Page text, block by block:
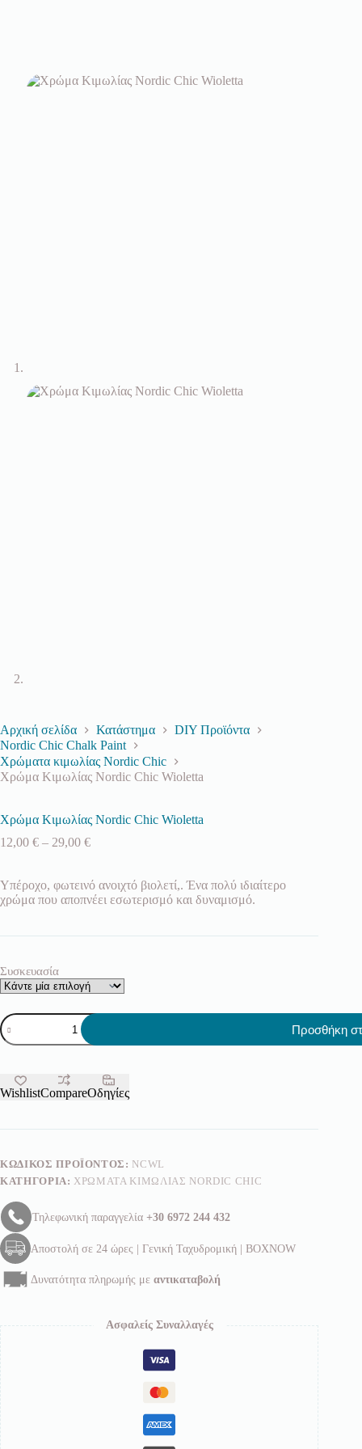
Αρχική σελίδα Κατάστημα
DIY Προϊόντα
Nordic Chic Chalk Paint
Χρώματα κιμωλίας Nordic Chic
Χρώμα Κιμωλίας Nordic Chic Wioletta
Χρώμα Κιμωλίας Nordic Chic Wioletta
12,00 € – 29,00 €Price
through
29,00 €
Υπέροχο, φωτεινό ανοιχτό βιολετί,. Ένα πολύ ιδιαίτερο
χρώμα που αποπνέει εσωτερισμό και δυναμισμό.
Συσκευασία
Χρώμα
Κιμωλίας
Nordic
Wioletta
ποσότητα
Προσθήκη
WishlistCompareΟδηγίες
ΚΩΔΙΚΌΣ ΠΡΟΪΌΝΤΟΣ: NCWL
ΚΑΤΗΓΟΡΊΑ: ΧΡΏΜΑΤΑ ΚΙΜΩΛΊΑΣ NORDIC CHIC
Τηλεφωνική παραγγελία +30 6972 244 432
Αποστολή σε 24 ώρες | Γενική Ταχυδρομική | BOXNOW
Δυνατότητα πληρωμής με αντικαταβολή
Ασφαλείς Συναλλαγές